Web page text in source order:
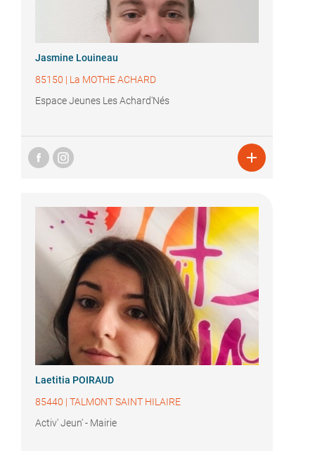
Jasmine Louineau
85150 | La MOTHE ACHARD
Espace Jeunes Les Achard'Nés

Laetitia POIRAUD
85440 | TALMONT SAINT HILAIRE
Activ' Jeun' - Mairie